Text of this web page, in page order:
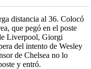
distancia al 36. Colocó
que pegó en el poste
Liverpool, Giorgi
del intento de Wesley
de Chelsea no lo
y entró.